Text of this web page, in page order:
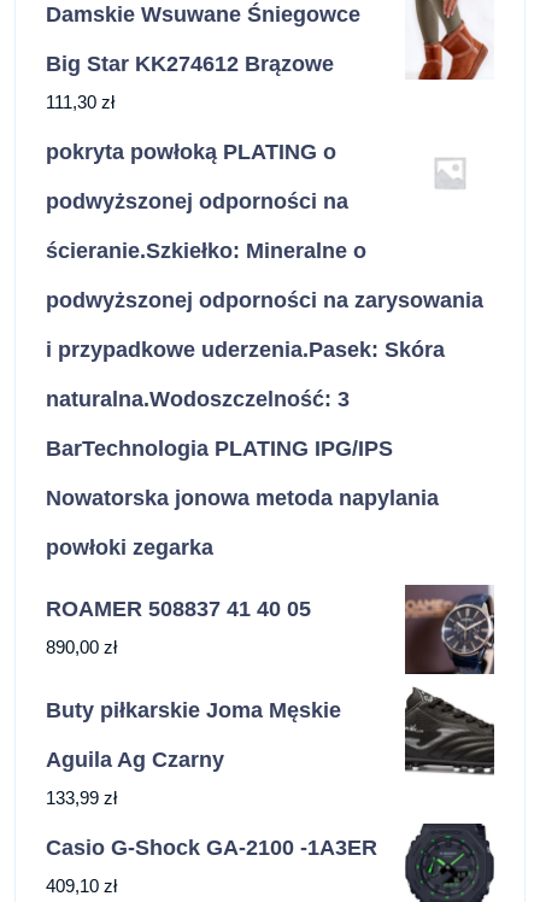
Damskie Wsuwane Śniegowce
Big Star KK274612 Brązowe
111,30 zł
pokryta powłoką PLATING o
podwyższonej odporności na
ścieranie.Szkiełko: Mineralne o
podwyższonej odporności na zarysowania
i przypadkowe uderzenia.Pasek: Skóra
naturalna.Wodoszczelność: 3
BarTechnologia PLATING IPG/IPS
Nowatorska jonowa metoda napylania
powłoki zegarka
ROAMER 508837 41 40 05
890,00 zł
Buty piłkarskie Joma Męskie
Aguila Ag Czarny
133,99 zł
Casio G-Shock GA-2100 -1A3ER
409,10 zł